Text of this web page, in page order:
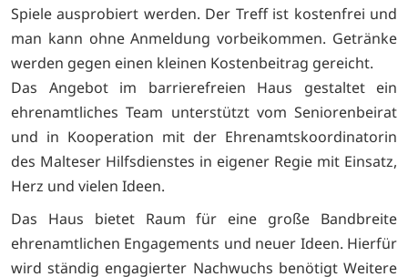
Spiele ausprobiert werden. Der Treff ist kostenfrei und
man kann ohne Anmeldung vorbeikommen. Getränke
werden gegen einen kleinen Kostenbeitrag gereicht.
Das Angebot im barrierefreien Haus gestaltet ein
ehrenamtliches Team unterstützt vom Seniorenbeirat
und in Kooperation mit der Ehrenamtskoordinatorin
des Malteser Hilfsdienstes in eigener Regie mit Einsatz,
Herz und vielen Ideen.
Das Haus bietet Raum für eine große Bandbreite
ehrenamtlichen Engagements und neuer Ideen. Hierfür
wird ständig engagierter Nachwuchs benötigt Weitere